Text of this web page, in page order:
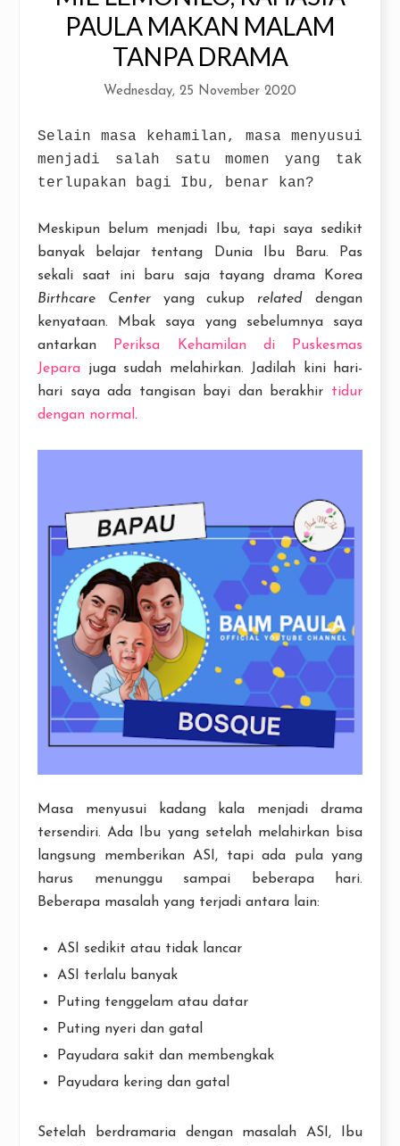
PAULA MAKAN MALAM
TANPA DRAMA
Wednesday, 25 November 2020
Selain masa kehamilan, masa menyusui
menjadi salah satu momen yang tak
terlupakan bagi Ibu, benar kan?
Meskipun belum menjadi Ibu, tapi saya sedikit
banyak belajar tentang Dunia Ibu Baru. Pas
sekali saat ini baru saja tayang drama Korea
Birthcare Centeryang cukup related dengan
kenyataan. Mbak saya yang sebelumnya saya
antarkan
Periksa Kehamilan di Puskesmas
Jepara juga sudah melahirkan. Jadilah kini hari-
hari saya ada tangisan bayi dan berakhir tidur
dengan normal .
Masa menyusui kadang kala menjadi drama
tersendiri. Ada Ibu yang setelah melahirkan bisa
langsung memberikan ASI, tapi ada pula yang
harus menunggu sampai beberapa hari.
Beberapa masalah yang terjadi antara lain:
ASI sedikit atau tidak lancar
ASI terlalu banyak
Puting tenggelam atau datar
Puting nyeri dan gatal
Payudara sakit dan membengkak
Payudara kering dan gatal
Setelah berdramaria dengan masalah ASI, Ibu